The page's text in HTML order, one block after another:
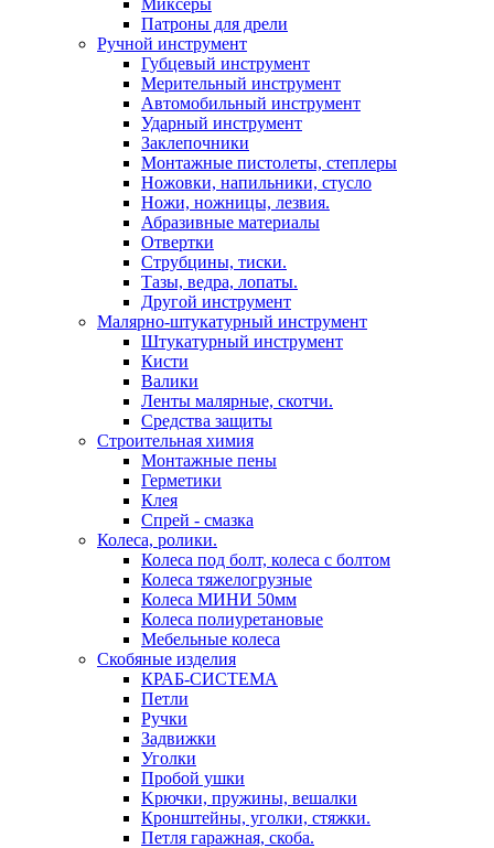
Миксеры
Патроны для дрели
Ручной инструмент
Губцевый инструмент
Мерительный инструмент
Автомобильный инструмент
Ударный инструмент
Заклепочники
Монтажные пистолеты, степлеры
Ножовки, напильники, стусло
Ножи, ножницы, лезвия.
Абразивные материалы
Отвертки
Cтрубцины, тиски.
Тазы, ведра, лопаты.
Другой инструмент
Малярно-штукатурный инструмент
Штукатурный инструмент
Кисти
Валики
Ленты малярные, скотчи.
Средства защиты
Строительная химия
Монтажные пены
Герметики
Клея
Спрей - смазка
Колеса, ролики.
Колеса под болт, колеса с болтом
Колеса тяжелогрузные
Колеса МИНИ 50мм
Колеса полиуретановые
Мебельные колеса
Скобяные изделия
КРАБ-СИСТЕМА
Петли
Ручки
Задвижки
Уголки
Пробой ушки
Kрючки, пружины, вешалки
Кронштейны, уголки, стяжки.
Петля гаражная, скоба.